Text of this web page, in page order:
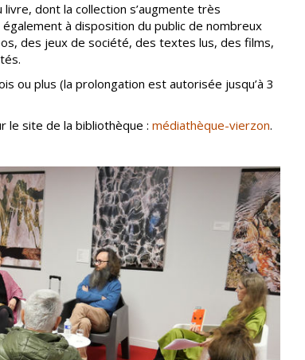
Moreira
Équipements
Annuaire des
associations
associations
dont la collection s’augmente très
à disposition du public de nombreux
des jeux de société, des textes lus, des films,
ou plus (la prolongation est autorisée jusqu’à 3
le site de la bibliothèque : médiathèque-vierzon.